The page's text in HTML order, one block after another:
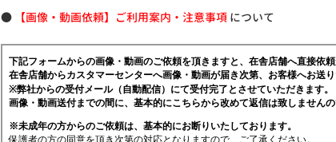
● 【画像・動画依頼】ご利用案内・注意事項 について